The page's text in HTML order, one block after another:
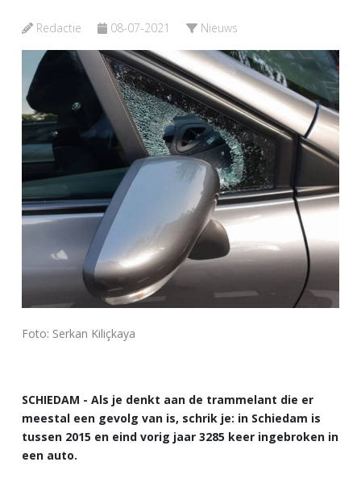
Redactie 08-07-2021 Nieuws
Foto: Serkan Kiliçkaya
SCHIEDAM - Als je denkt aan de trammelant die er
meestal een gevolg van is, schrik je: in Schiedam is
tussen 2015 en eind vorig jaar 3285 keer ingebroken in
een auto.